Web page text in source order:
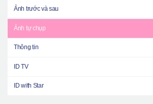
Ảnh trước và sau
Ảnh tự chụp
Thông tin
ID TV
ID with Star